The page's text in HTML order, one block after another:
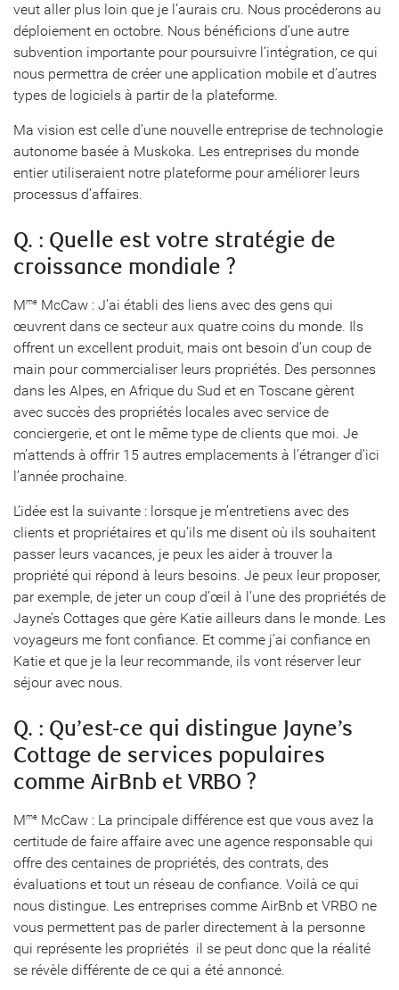
veut aller plus loin que je l’aurais cru. Nous procéderons au
déploiement en octobre. Nous bénéficions d’une autre
subvention importante pour poursuivre l’intégration, ce qui
nous permettra de créer une application mobile et d’autres
types de logiciels à partir de la plateforme.
Ma vision est celle d’une nouvelle entreprise de technologie
autonome basée à Muskoka. Les entreprises du monde
entier utiliseraient notre plateforme pour améliorer leurs
processus d’affaires.
Q. : Quelle est votre stratégie de
croissance mondiale ?
Mme McCaw : J’ai établi des liens avec des gens qui
œuvrent dans ce secteur aux quatre coins du monde. Ils
offrent un excellent produit, mais ont besoin d’un coup de
main pour commercialiser leurs propriétés. Des personnes
dans les Alpes, en Afrique du Sud et en Toscane gèrent
avec succès des propriétés locales avec service de
conciergerie, et ont le même type de clients que moi. Je
m’attends à offrir 15 autres emplacements à l’étranger d’ici
l’année prochaine.
L’idée est la suivante : lorsque je m’entretiens avec des
clients et propriétaires et qu’ils me disent où ils souhaitent
passer leurs vacances, je peux les aider à trouver la
propriété qui répond à leurs besoins. Je peux leur proposer,
par exemple, de jeter un coup d’œil à l’une des propriétés de
Jayne’s Cottages que gère Katie ailleurs dans le monde. Les
voyageurs me font confiance. Et comme j’ai confiance en
Katie et que je la leur recommande, ils vont réserver leur
séjour avec nous.
Q. : Qu’est-ce qui distingue Jayne’s
Cottage de services populaires
comme AirBnb et VRBO ?
Mme McCaw : La principale différence est que vous avez la
certitude de faire affaire avec une agence responsable qui
offre des centaines de propriétés, des contrats, des
évaluations et tout un réseau de confiance. Voilà ce qui
nous distingue. Les entreprises comme AirBnb et VRBO ne
vous permettent pas de parler directement à la personne
qui représente les propriétés  il se peut donc que la réalité
se révèle différente de ce qui a été annoncé.